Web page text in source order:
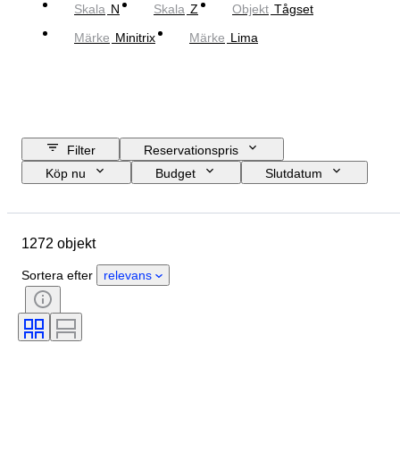
Skala N Skala Z Objekt Tågset
Märke Minitrix Märke Lima
Filter
Reservationspris
Köp nu
Budget
Slutdatum
Skick
Skala
Strömtillförsel
Era
1272 objekt
Sortera efter relevans